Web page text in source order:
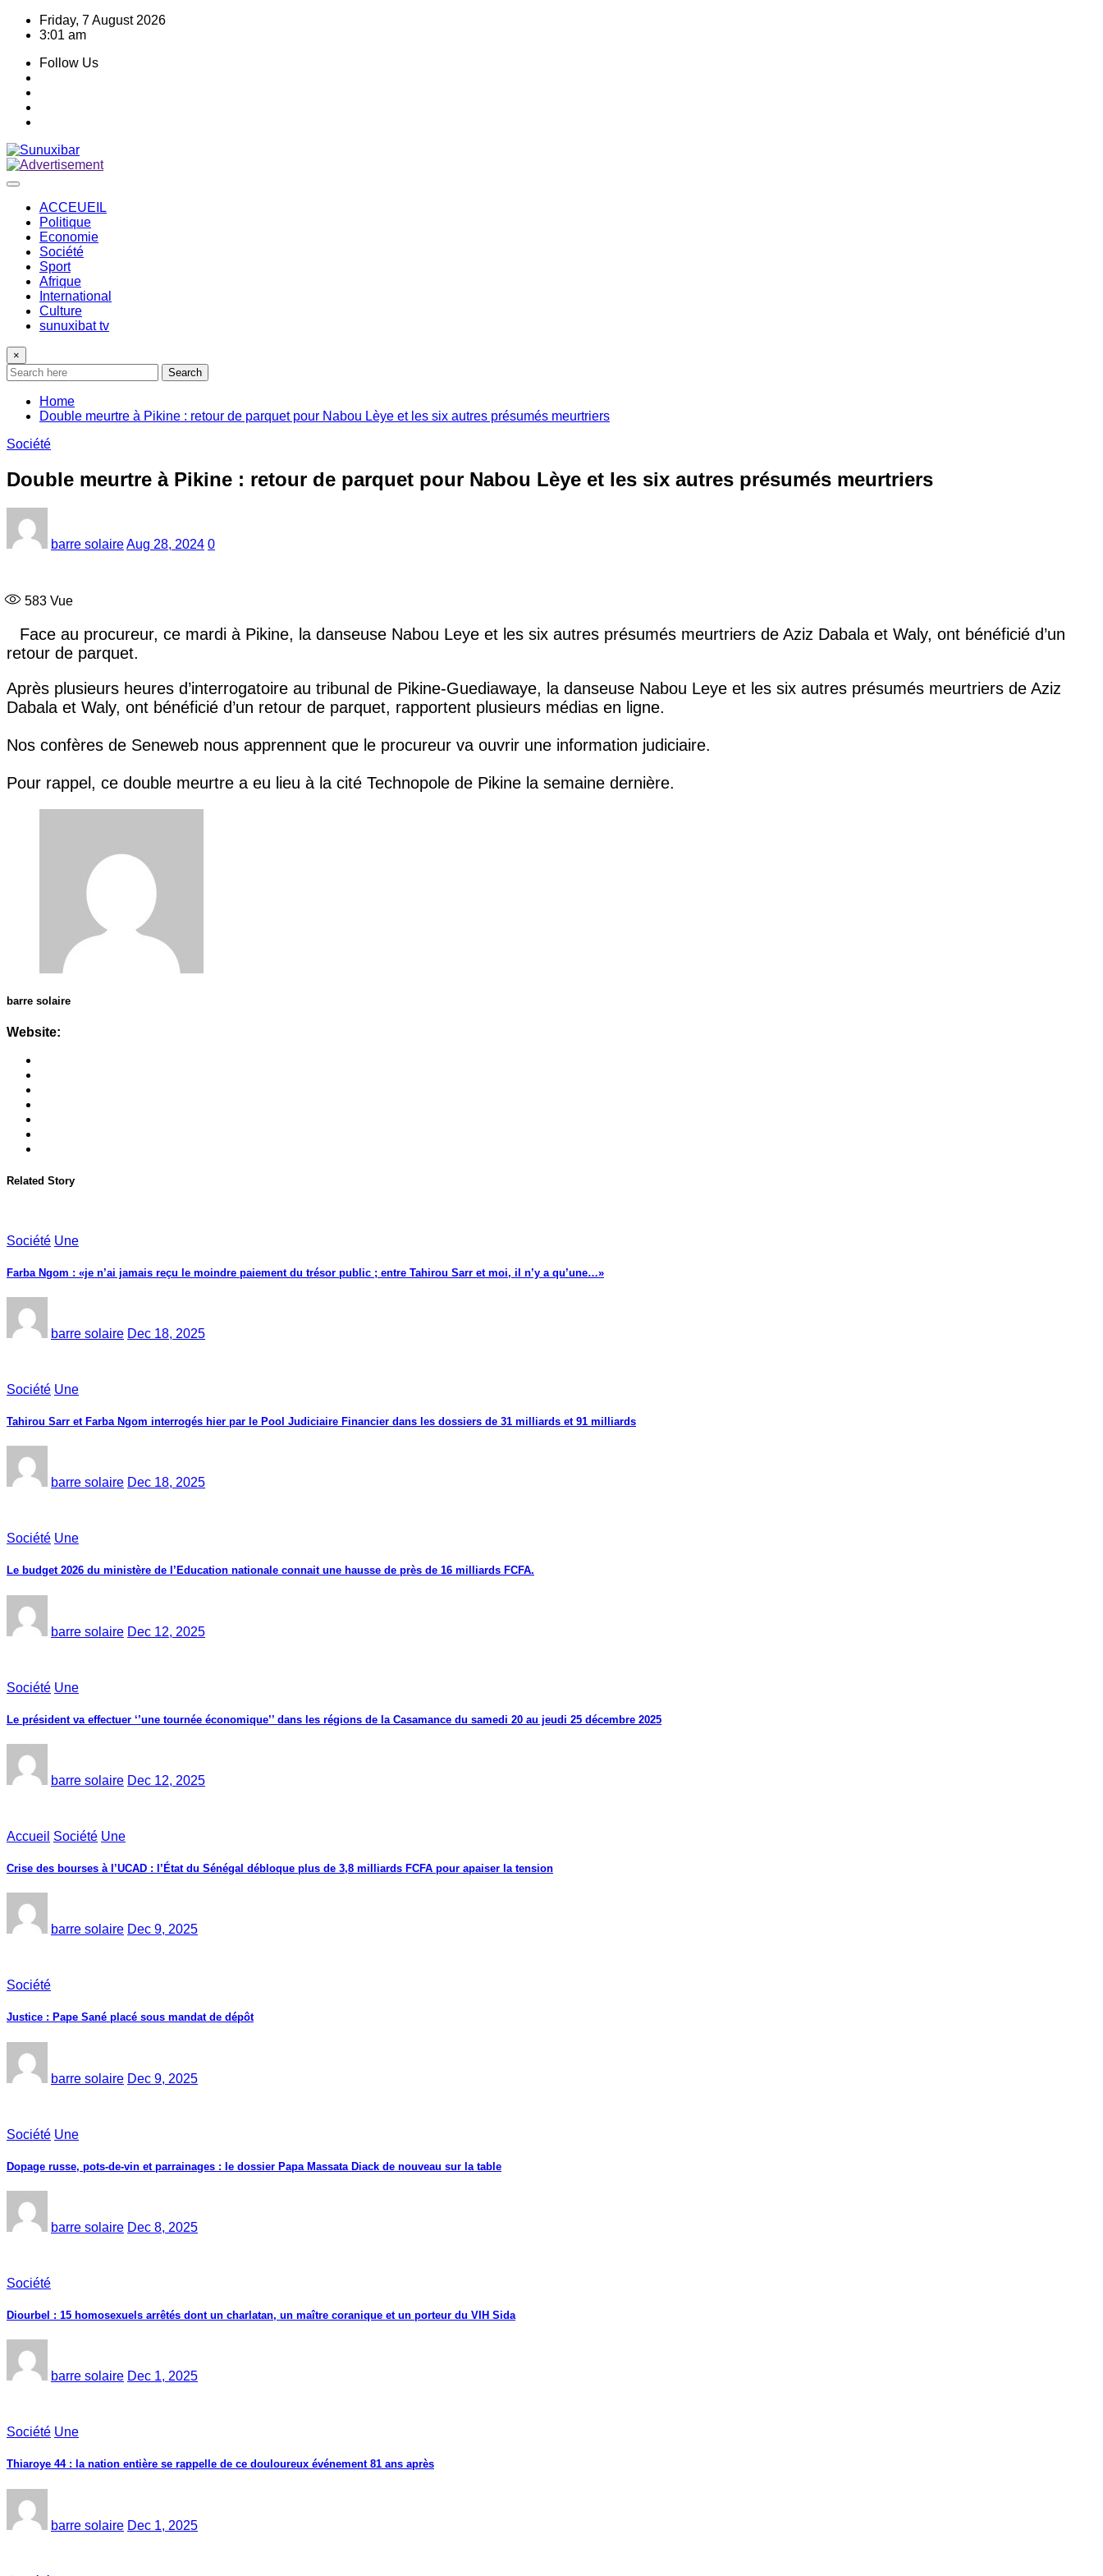
Skip
Friday, 7 August 2026
3:01 am
Follow Us
ACCEUEIL
Politique
Economie
Société
Sport
Afrique
International
Culture
sunuxibat tv
×
Search
Home
Double meurtre à Pikine : retour de parquet pour Nabou Lèye et les six autres présumés meurtriers
Société
Double meurtre à Pikine : retour de parquet pour Nabou Lèye et les six autres présumés meurtriers
barre solaireAug 28, 2024 0
583 Vue
Face au procureur, ce mardi à Pikine, la danseuse Nabou Leye et les six autres présumés meurtriers de Aziz Dabala et Waly, ont bénéficié d’un
retour de parquet.
Après plusieurs heures d’interrogatoire au tribunal de Pikine-Guediawaye, la danseuse Nabou Leye et les six autres présumés meurtriers de Aziz
Dabala et Waly, ont bénéficié d’un retour de parquet, rapportent plusieurs médias en ligne.
Nos confères de Seneweb nous apprennent que le procureur va ouvrir une information judiciaire.
Pour rappel, ce double meurtre a eu lieu à la cité Technopole de Pikine la semaine dernière.
barre solaire
Website:
Related Story
Société Une
Farba Ngom : «je n’ai jamais reçu le moindre paiement du trésor public ; entre Tahirou Sarr et moi, il n’y a qu’une…»
barre solaire Dec 18, 2025
Société Une
Tahirou Sarr et Farba Ngom interrogés hier par le Pool Judiciaire Financier dans les dossiers de 31 milliards et 91 milliards
barre solaire Dec 18, 2025
Société Une
Le budget 2026 du ministère de l’Education nationale connait une hausse de près de 16 milliards FCFA.
barre solaire Dec 12, 2025
Société Une
Le président va effectuer ‘’une tournée économique’’ dans les régions de la Casamance du samedi 20 au jeudi 25 décembre 2025
barre solaire Dec 12, 2025
Accueil Société Une
Crise des bourses à l’UCAD : l’État du Sénégal débloque plus de 3,8 milliards FCFA pour apaiser la tension
barre solaire Dec 9, 2025
Société
Justice : Pape Sané placé sous mandat de dépôt
barre solaire Dec 9, 2025
Société Une
Dopage russe, pots-de-vin et parrainages : le dossier Papa Massata Diack de nouveau sur la table
barre solaire Dec 8, 2025
Société
Diourbel : 15 homosexuels arrêtés dont un charlatan, un maître coranique et un porteur du VIH Sida
barre solaire Dec 1, 2025
Société Une
Thiaroye 44 : la nation entière se rappelle de ce douloureux événement 81 ans après
barre solaire Dec 1, 2025